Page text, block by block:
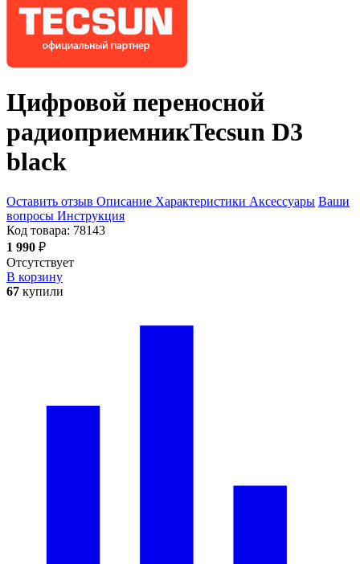
Цифровой переносной
радиоприемникTecsun D3
black
Оставить отзыв Описание Характеристики Аксессуары Ваши
вопросы Инструкция
Код товара: 78143
1 990 ₽
Отсутствует
В корзину
67 купили